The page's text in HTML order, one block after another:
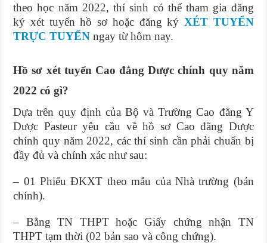
theo học năm 2022, thí sinh có thể tham gia đăng
ký xét tuyển hồ sơ hoặc đăng kýXÉT TUYỂN
TRỰC TUYẾN ngay từ hôm nay.
Hồ sơ xét tuyển Cao đẳng Dược chính quy năm
2022 có gì?
Dựa trên quy định của Bộ và Trường Cao đẳng Y
Dược Pasteur yêu cầu về hồ sơ Cao đẳng Dược
chính quy năm 2022, các thí sinh cần phải chuẩn bị
đầy đủ và chính xác như sau:
– 01 Phiếu ĐKXT theo mẫu của Nhà trường (bản
chính).
– Bằng TN THPT hoặc Giấy chứng nhận TN
THPT tạm thời (02 bản sao và công chứng).